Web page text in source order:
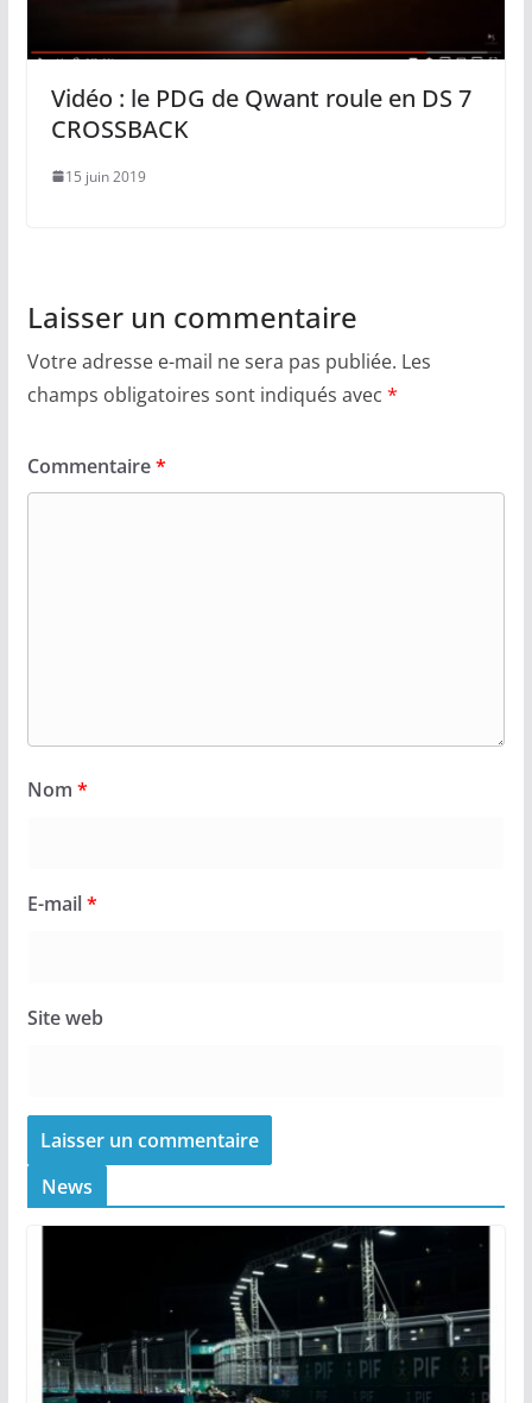
Vidéo : le PDG de Qwant roule en DS 7
CROSSBACK
15 juin 2019
Laisser un commentaire
Votre adresse e-mail ne sera pas publiée. Les
champs obligatoires sont indiqués avec *
Commentaire*
Nom *
E-mail*
Site web
News